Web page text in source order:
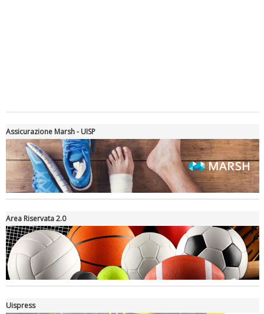
Tiziano Pesce a Radio InBlu2000 traccia il bilancio della stagione
Assicurazione Marsh - UISP
Area Riservata 2.0
Uispress